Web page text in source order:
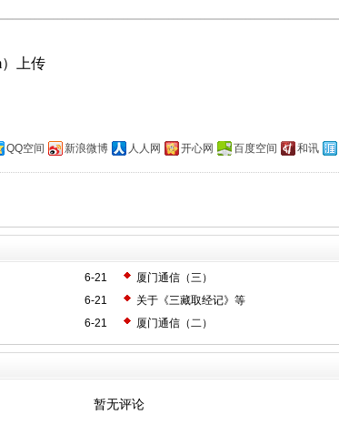
上传
QQ空间 新浪微博 人人网 开心网 百度空间 和讯
6-21
厦门通信（三）
6-21
关于《三藏取经记》等
6-21
厦门通信（二）
暂无评论